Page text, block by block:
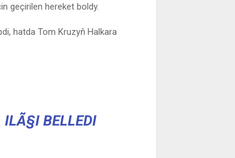
geçirilen hereket boldy.
hatda Tom Kruzyň Halkara
ILÃ§I BELLEDI